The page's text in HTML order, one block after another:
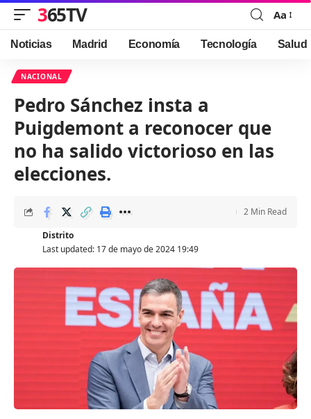
365TV
Font
Resizer
Aa
Noticias Madrid Economía Tecnología Salud
NACIONAL
Pedro Sánchez insta a
Puigdemont a reconocer que
no ha salido victorioso en las
elecciones.
Last updated: 17 de mayo de 2024 19:49
Distrito
2 Min Read